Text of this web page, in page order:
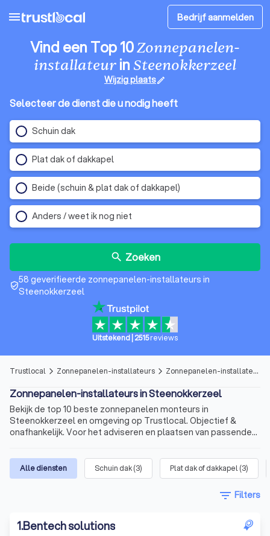
menu Bedrijf aanmelden
Vind een Top 10Zonnepanelen-
installateurin Steenokkerzeel
Wijzig plaatsedit
Selecteer de dienst die u nodig heeft
Schuin dak
Plat dak of dakkapel
Beide (schuin & plat dak of dakkapel)
Anders / weet ik nog niet
search Zoeken
verified_user
58 geverifieerde zonnepanelen-installateurs in
Steenokkerzeel
Uitstekend 2515reviews
Trustlocal arrow_forward_ios Zonnepanelen-installateurs arrow_forward_ios Zonnepanelen-installateurs in Steenokkerzeel
Zonnepanelen-installateurs in Steenokkerzeel
Bekijk de top 10 beste zonnepanelen monteurs in
Steenokkerzeel en omgeving op Trustlocal. Objectief &
onafhankelijk. Voor het adviseren en plaatsen van passende
Alle diensten Schuin dak(3) Plat dak of dakkapel(3)
filter_list Filters
1.Bentech solutions